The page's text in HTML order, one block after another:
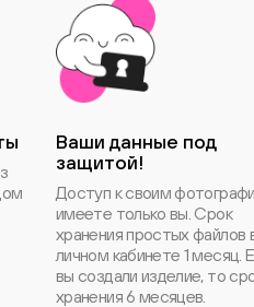
Ваши данные под
защитой!
Доступ к своим
имеете только вы. Срок
хранения простых файлов
личном кабинете 1 месяц.
вы создали изделие, то
хранения 6 месяцев.